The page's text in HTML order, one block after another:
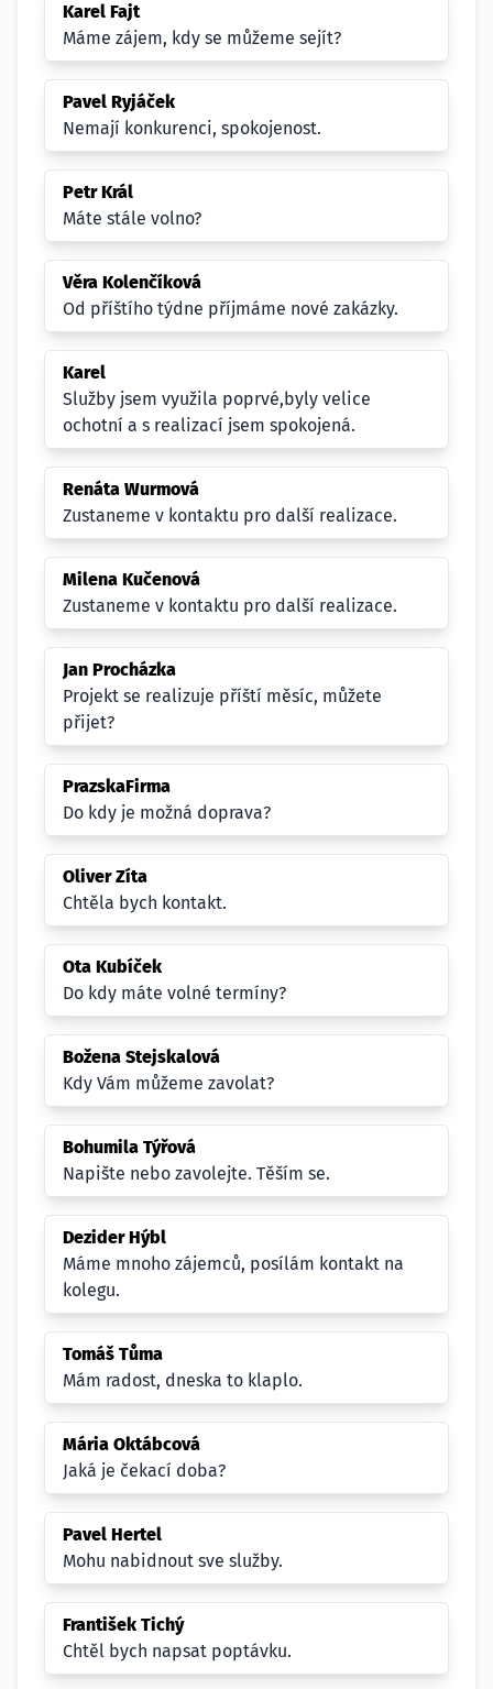
Karel Fajt
Máme zájem, kdy se můžeme sejít?
Pavel Ryjáček
Nemají konkurenci, spokojenost.
Petr Král
Máte stále volno?
Věra Kolenčíková
Od příštího týdne příjmáme nové zakázky.
Karel
Služby jsem využila poprvé,byly velice
ochotní a s realizací jsem spokojená.
Renáta Wurmová
Zustaneme v kontaktu pro další realizace.
Milena Kučenová
Zustaneme v kontaktu pro další realizace.
Jan Procházka
Projekt se realizuje příští měsíc, můžete
přijet?
PrazskaFirma
Do kdy je možná doprava?
Oliver Zíta
Chtěla bych kontakt.
Ota Kubíček
Do kdy máte volné termíny?
Božena Stejskalová
Kdy Vám můžeme zavolat?
Bohumila Týřová
Napište nebo zavolejte. Těším se.
Dezider Hýbl
Máme mnoho zájemců, posílám kontakt na
kolegu.
Tomáš Tůma
Mám radost, dneska to klaplo.
Mária Oktábcová
Jaká je čekací doba?
Pavel Hertel
Mohu nabidnout sve služby.
František Tichý
Chtěl bych napsat poptávku.